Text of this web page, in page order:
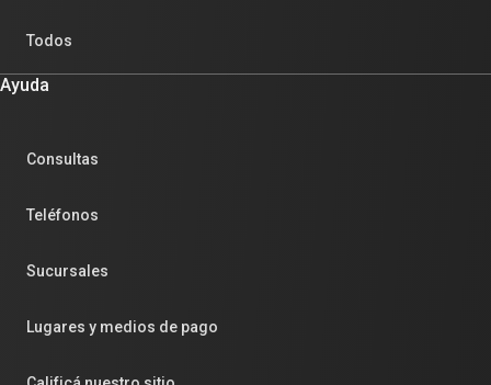
Todos
Ayuda
Consultas
Teléfonos
Sucursales
Lugares y medios de pago